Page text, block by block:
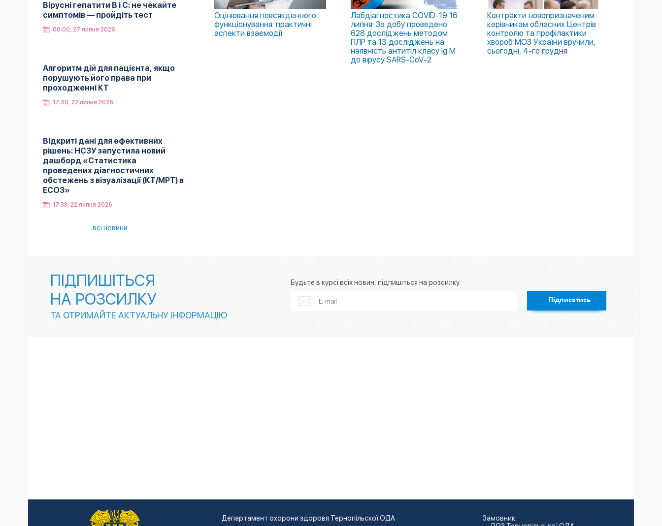
Вірусні гепатити B і C: не чекайте
симптомів — пройдіть тест
00:00, 27 липня 2026
Алгоритм дій для пацієнта, якщо
порушують його права при
проходженні КТ
17:40, 22 липня 2026
Відкриті дані для ефективних
рішень: НСЗУ запустила новий
дашборд «Статистика
проведених діагностичних
обстежень з візуалізації (КТ/МРТ) в
ЕСОЗ»
17:33, 22 липня 2026
всі новини
Оцінювання повсякденного
функціонування: практичні
аспекти взаємодії
Лабдіагностика COVID-19 16
липня: За добу проведено
628 досліджень методом
ПЛР та 13 досліджень на
наявність антитіл класу Ig М
до вірусу SARS-CoV-2
Контракти новопризначеним
керівникам обласних Центрів
контролю та профілактики
хвороб МОЗ України вручили,
сьогодні, 4-го грудня
ПІДПИШІТЬСЯ
НА РОЗСИЛКУ
ТА ОТРИМАЙТЕ АКТУАЛЬНУ ІНФОРМАЦІЮ
Підписатись
Будьте в курсі всіх новин, підпишіться на розсилку.
Департамент охорони здоровя Тернопільскої ОДА
Замовник: